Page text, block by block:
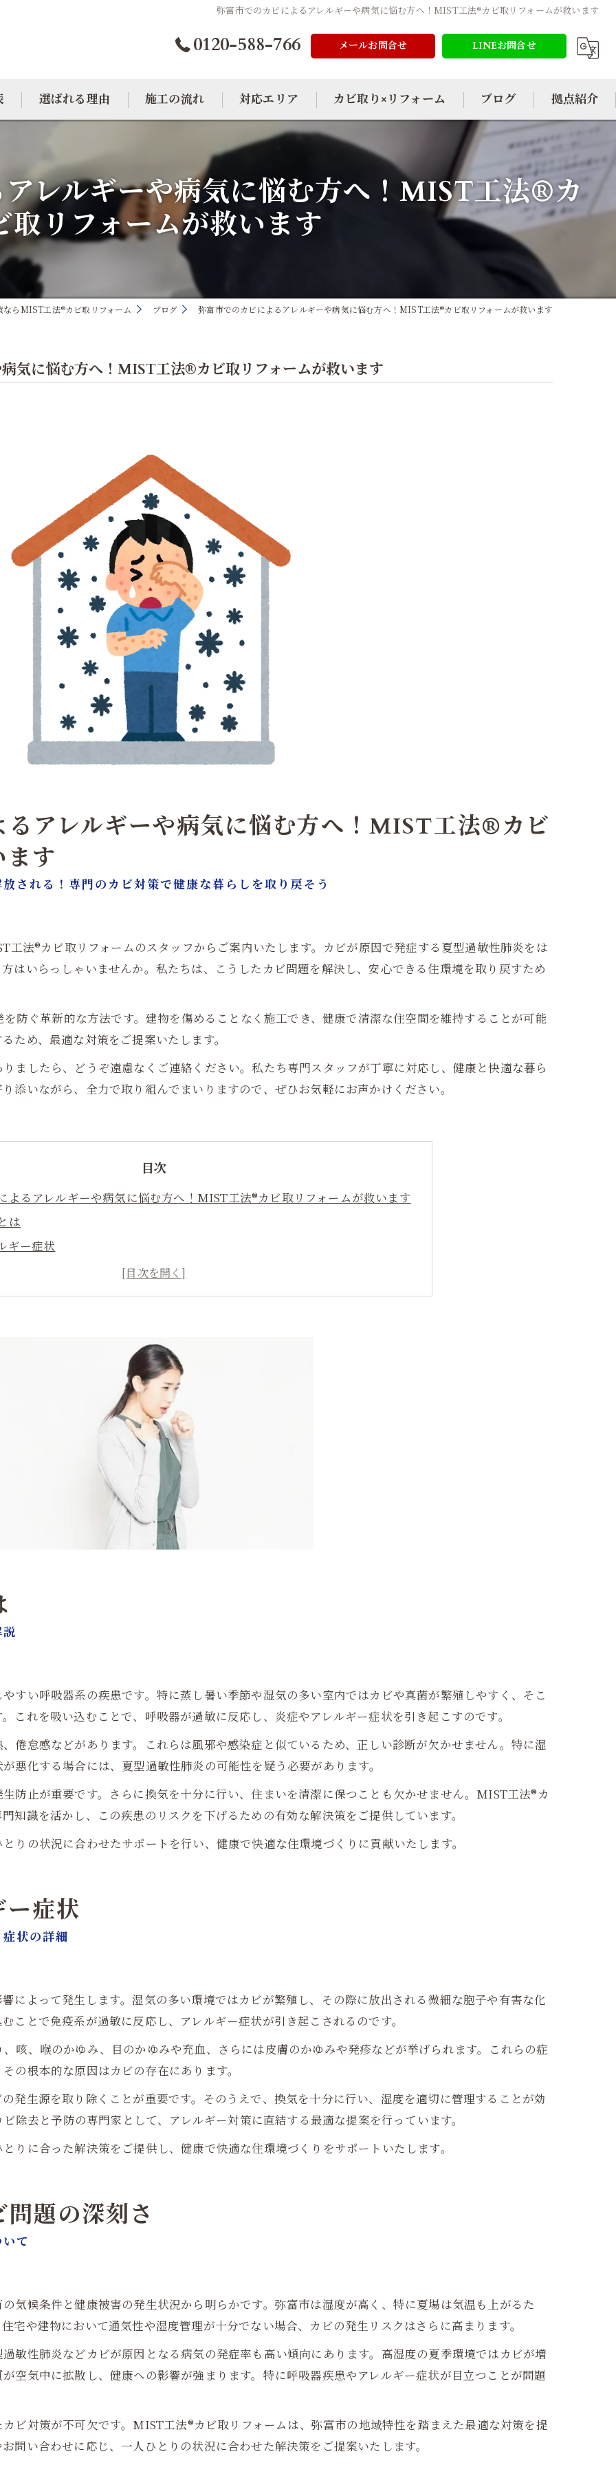
弥富市でのカビによるアレルギーや病気に悩む方へ！MIST工法®カビ取リフォームが救います
0120-588-766 メールお問合せ LINEお問合せ
選ばれる理由 施工の流れ 対応エリア
大阪のカビ取り
東京のカビ取り
愛知のカビ取り
カビ取り×リフォーム ブログ 拠点紹介
レルギーや病気に悩む方へ！MIST工法®カ
取リフォームが救います
ならMIST工法®カビ取リフォーム ブログ 弥富市でのカビによるアレルギーや病気に悩む方へ！MIST工法®カビ取リフォームが救います
気に悩む方へ！MIST工法®カビ取リフォームが救います
るアレルギーや病気に悩む方へ！MIST工法®カビ
ます
される！専門のカビ対策で健康な暮らしを取り戻そう
工法®カビ取リフォームのスタッフからご案内いたします。カビが原因で発症する夏型過敏性肺炎をは
はいらっしゃいませんか。私たちは、こうしたカビ問題を解決し、安心できる住環境を取り戻すため
防ぐ革新的な方法です。建物を傷めることなく施工でき、健康で清潔な住空間を維持することが可能
ため、最適な対策をご提案いたします。
ましたら、どうぞ遠慮なくご連絡ください。私たち専門スタッフが丁寧に対応し、健康と快適な暮ら
添いながら、全力で取り組んでまいりますので、ぜひお気軽にお声かけください。
目次
よるアレルギーや病気に悩む方へ！MIST工法®カビ取リフォームが救います
は
ギー症状
リフォームの効果とメリット
すい呼吸器系の疾患です。特に蒸し暑い季節や湿気の多い室内ではカビや真菌が繁殖しやすく、そこ
これを吸い込むことで、呼吸器が過敏に反応し、炎症やアレルギー症状を引き起こすのです。
倦怠感などがあります。これらは風邪や感染症と似ているため、正しい診断が欠かせません。特に湿
悪化する場合には、夏型過敏性肺炎の可能性を疑う必要があります。
防止が重要です。さらに換気を十分に行い、住まいを清潔に保つことも欠かせません。MIST工法®カ
知識を活かし、この疾患のリスクを下げるための有効な解決策をご提供しています。
りの状況に合わせたサポートを行い、健康で快適な住環境づくりに貢献いたします。
ー症状
状の詳細
によって発生します。湿気の多い環境ではカビが繁殖し、その際に放出される微細な胞子や有害な化
ことで免疫系が過敏に反応し、アレルギー症状が引き起こされるのです。
咳、喉のかゆみ、目のかゆみや充血、さらには皮膚のかゆみや発疹などが挙げられます。これらの症
の根本的な原因はカビの存在にあります。
発生源を取り除くことが重要です。そのうえで、換気を十分に行い、湿度を適切に管理することが効
除去と予防の専門家として、アレルギー対策に直結する最適な提案を行っています。
りに合った解決策をご提供し、健康で快適な住環境づくりをサポートいたします。
題の深刻さ
て
気候条件と健康被害の発生状況から明らかです。弥富市は湿度が高く、特に夏場は気温も上がるた
宅や建物において通気性や湿度管理が十分でない場合、カビの発生リスクはさらに高まります。
敏性肺炎などカビが原因となる病気の発症率も高い傾向にあります。高湿度の夏季環境ではカビが増
空気中に拡散し、健康への影響が強まります。特に呼吸器疾患やアレルギー症状が目立つことが問題
ビ対策が不可欠です。MIST工法®カビ取リフォームは、弥富市の地域特性を踏まえた最適な対策を提
問い合わせに応じ、一人ひとりの状況に合わせた解決策をご提案いたします。